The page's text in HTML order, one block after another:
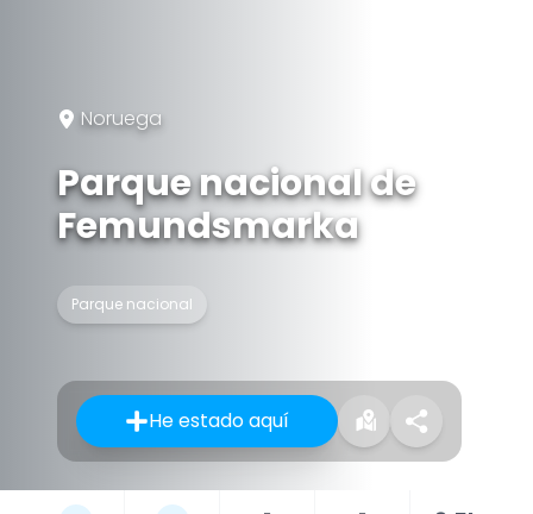
Noruega
Parque nacional de
Femundsmarka
Parque nacional
He estado aquí